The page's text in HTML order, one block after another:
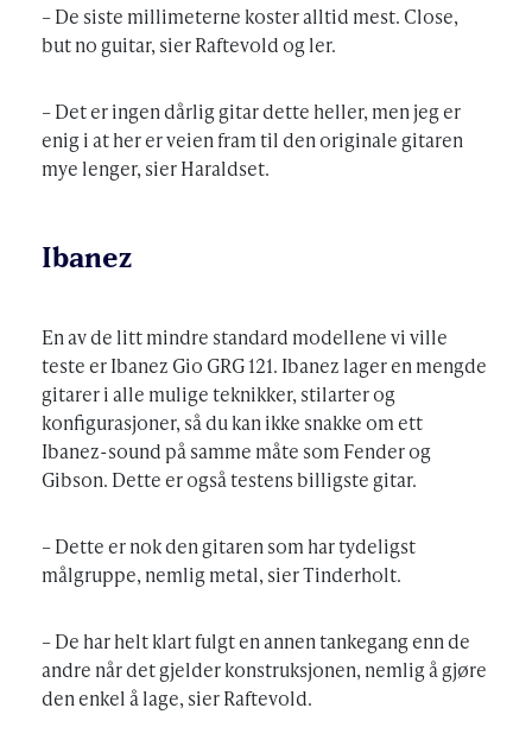
– De siste millimeterne koster alltid mest. Close,
but no guitar, sier Raftevold og ler.
– Det er ingen dårlig gitar dette heller, men jeg er
enig i at her er veien fram til den originale gitaren
mye lenger, sier Haraldset.
Ibanez
En av de litt mindre standard modellene vi ville
teste er Ibanez Gio GRG 121. Ibanez lager en mengde
gitarer i alle mulige teknikker, stilarter og
konfigurasjoner, så du kan ikke snakke om ett
Ibanez-sound på samme måte som Fender og
Gibson. Dette er også testens billigste gitar.
– Dette er nok den gitaren som har tydeligst
målgruppe, nemlig metal, sier Tinderholt.
– De har helt klart fulgt en annen tankegang enn de
andre når det gjelder konstruksjonen, nemlig å gjøre
den enkel å lage, sier Raftevold.